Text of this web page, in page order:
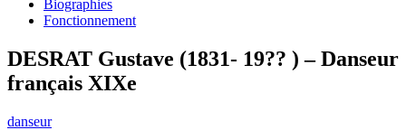
Biographies
Fonctionnement
DESRAT Gustave (1831- 19?? ) – Danseur
français XIXe
danseur